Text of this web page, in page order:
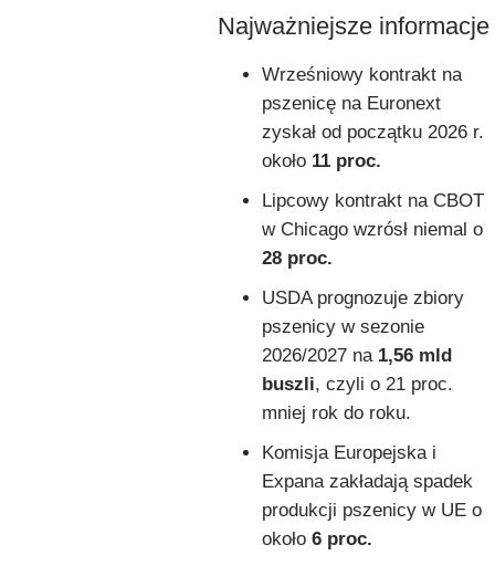
Najważniejsze informacje
Wrześniowy kontrakt na
pszenicę na Euronext
zyskał od początku 2026 r.
około 11 proc.
Lipcowy kontrakt na CBOT
w Chicago wzrósł niemal o
28 proc.
USDA prognozuje zbiory
pszenicy w sezonie
2026/2027 na 1,56 mld
buszli, czyli o 21 proc.
mniej rok do roku.
Komisja Europejska i
Expana zakładają spadek
produkcji pszenicy w UE o
około 6 proc.